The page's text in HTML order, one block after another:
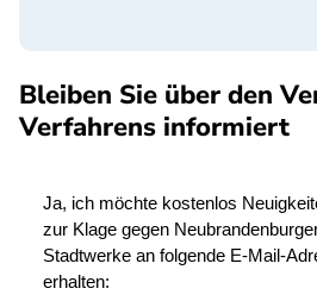
Bleiben Sie über den
Verfahrens informiert